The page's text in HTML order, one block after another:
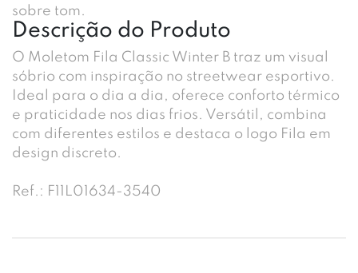
sobre tom.
Descrição do Produto
O Moletom Fila Classic Winter B traz um visual
sóbrio com inspiração no streetwear esportivo.
Ideal para o dia a dia, oferece conforto térmico
e praticidade nos dias frios. Versátil, combina
com diferentes estilos e destaca o logo Fila em
design discreto.
Ref.: F11L01634-3540